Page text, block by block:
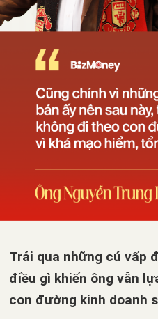
Trải qua những cú vấp
điều gì khiến ông vẫn
con đường kinh doanh